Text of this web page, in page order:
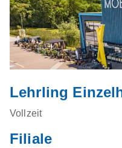
Lehrling
Vollzeit
Filiale